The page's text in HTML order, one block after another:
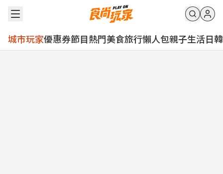
城市玩家優惠券節目熱門美食旅行懶人包親子生活日韓